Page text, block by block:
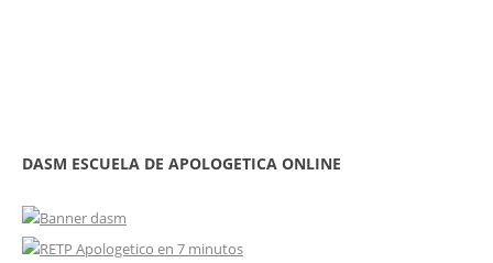
DASM ESCUELA DE APOLOGETICA ONLINE